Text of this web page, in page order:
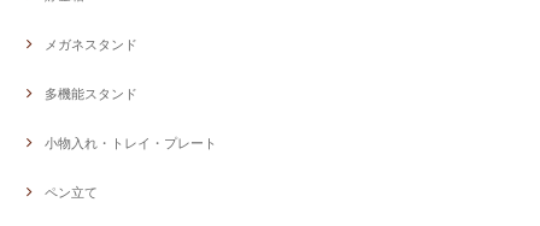
メガネスタンド
多機能スタンド
小物入れ・トレイ・プレート
ペン立て